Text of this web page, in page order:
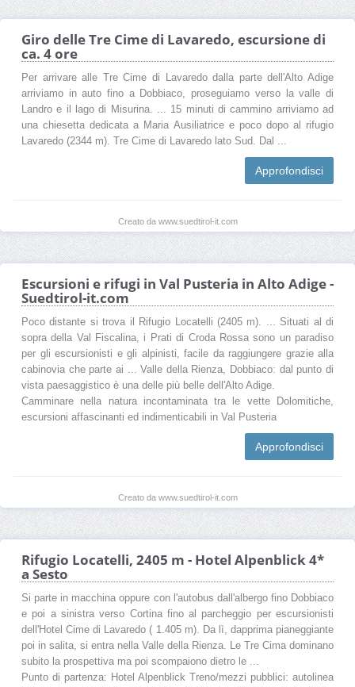
Giro delle Tre Cime di Lavaredo, escursione di
ca. 4 ore
Per arrivare alle Tre Cime di Lavaredo dalla parte dell'Alto Adige
arriviamo in auto fino a Dobbiaco, proseguiamo verso la valle di
Landro e il lago di Misurina. ... 15 minuti di cammino arriviamo ad
una chiesetta dedicata a Maria Ausiliatrice e poco dopo al rifugio
Lavaredo (2344 m). Tre Cime di Lavaredo lato Sud. Dal ...
Approfondisci
Creato da www.suedtirol-it.com
Escursioni e rifugi in Val Pusteria in Alto Adige -
Suedtirol-it.com
Poco distante si trova il Rifugio Locatelli (2405 m). ... Situati al di
sopra della Val Fiscalina, i Prati di Croda Rossa sono un paradiso
per gli escursionisti e gli alpinisti, facile da raggiungere grazie alla
cabinovia che parte ai ... Valle della Rienza, Dobbiaco: dal punto di
vista paesaggistico è una delle più belle dell'Alto Adige.
Camminare nella natura incontaminata tra le vette Dolomitiche,
escursioni affascinanti ed indimenticabili in Val Pusteria
Approfondisci
Creato da www.suedtirol-it.com
Rifugio Locatelli, 2405 m - Hotel Alpenblick 4*
a Sesto
Si parte in macchina oppure con l'autobus dall'albergo fino Dobbiaco
e poi a sinistra verso Cortina fino al parcheggio per escursionisti
dell'Hotel Cime di Lavaredo ( 1.405 m). Da lì, dapprima pianeggiante
poi in salita, si entra nella Valle della Rienza. Le Tre Cima dominano
subito la prospettiva ma poi scompaiono dietro le ...
Punto di partenza: Hotel Alpenblick Treno/mezzi pubblici: autolinea